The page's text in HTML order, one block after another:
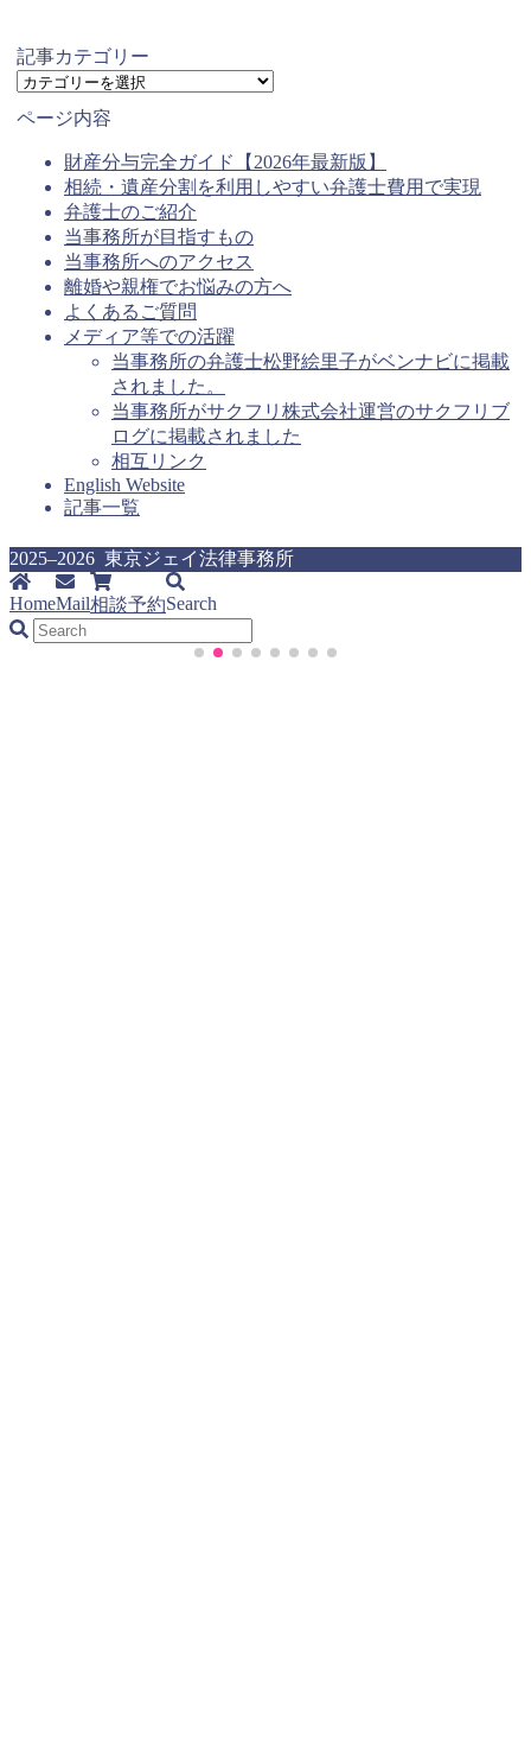
記事カテゴリー
記
カ
ページ内容
財産分与完全ガイド【2026年最新版】
相続・遺産分割を利用しやすい弁護士費用で実現
弁護士のご紹介
当事務所が目指すもの
当事務所へのアクセス
離婚や親権でお悩みの方へ
よくあるご質問
メディア等での活躍
当事務所の弁護士松野絵里子がベンナビに掲載
されました。
当事務所がサクフリ株式会社運営のサクフリブ
ログに掲載されました
相互リンク
English Website
記事一覧
2025–2026 東京ジェイ法律事務所
HomeMail相談予約Search